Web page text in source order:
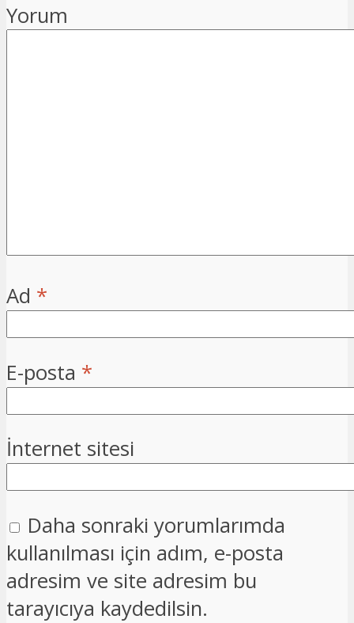
Yorum
Ad *
E-posta *
İnternet sitesi
Daha sonraki yorumlarımda
kullanılması için adım, e-posta
adresim ve site adresim bu
tarayıcıya kaydedilsin.